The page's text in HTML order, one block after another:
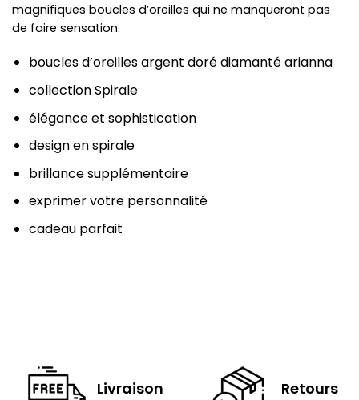
magnifiques boucles d’oreilles qui ne manqueront pas
de faire sensation.
boucles d’oreilles argent doré diamanté arianna
collection Spirale
élégance et sophistication
design en spirale
brillance supplémentaire
exprimer votre personnalité
cadeau parfait
Livraison Retours